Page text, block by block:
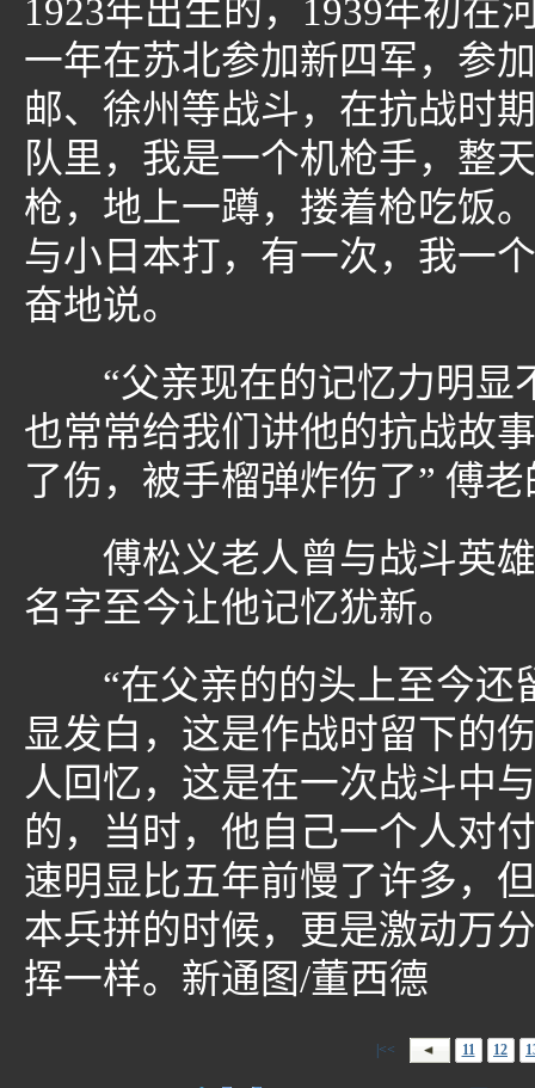
1923年出生的，1939年初在
一年在苏北参加新四军，参
邮、徐州等战斗，在抗战时
队里，我是一个机枪手，整
枪，地上一蹲，搂着枪吃饭
与小日本打，有一次，我一
奋地说。
“父亲现在的记忆力明显
也常常给我们讲他的抗战故
了伤，被手榴弹炸伤了” 傅
傅松义老人曾与战斗英雄
名字至今让他记忆犹新。
“在父亲的的头上至今还
显发白，这是作战时留下的
人回忆，这是在一次战斗中
的，当时，他自己一个人对
速明显比五年前慢了许多，
本兵拼的时候，更是激动万
挥一样。新通图/董西德
|<< 11 12